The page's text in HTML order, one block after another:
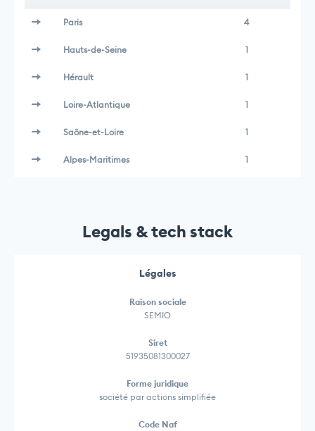
Paris 4
Hauts-de-Seine 1
Hérault 1
Loire-Atlantique 1
Saône-et-Loire 1
Alpes-Maritimes 1
Legals & tech stack
Légales
Raison sociale
SEMIO
Siret
51935081300027
Forme juridique
société par actions simplifiée
Code Naf